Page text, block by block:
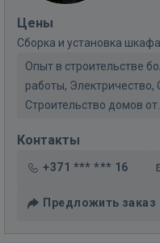
Цены
Сборка и установка
Опыт в строительстве
работы,
Строительство домов от...
Контакты
+371 *** *** 16
Предложить заказ